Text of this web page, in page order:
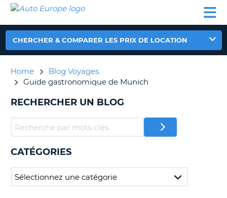
LOCATION
VOITURE
CAMPING-
CAR
CLIENT
AUTO
EUROPE
LOCATION
VOITURE
CAR
PARTENAIRES
CLIENT
COMPTE
GÉRER
MA
CHERCHER & COMPARER LES PRIX DE LOCATION
Home
Blog Voyages
Guide gastronomique de Munich
RECHERCHER UN BLOG
CATÉGORIES